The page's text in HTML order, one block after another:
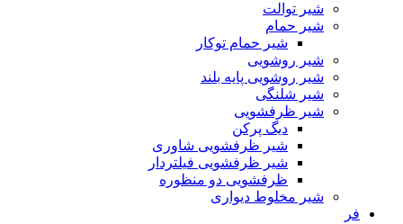
شیر توالت
شیر حمام
شیر حمام توکار
شیر روشویی
شیر روشویی پایه بلند
شیر شلنگی
شیر ظرفشویی
دیگ پرکن
شیر ظرفشویی شاوری
شیر ظرفشویی فیلتردار
ظرفشویی دو منظوره
شیر مخلوط دیواری
فر